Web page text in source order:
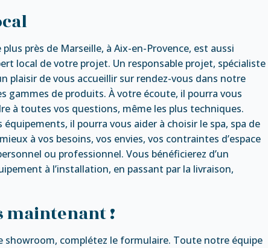
près de Marseille, à Aix-en-Provence, est aussi
local de votre projet. Un responsable projet, spécialiste
plaisir de vous accueillir sur rendez-vous dans notre
gammes de produits. À votre écoute, il pourra vous
à toutes vos questions, même les plus techniques.
il pourra vous aider à choisir le spa, spa de
à vos besoins, vos envies, vos contraintes d’espace
ou professionnel. Vous bénéficierez d’un
à l’installation, en passant par la livraison,
maintenant !
showroom, complétez le formulaire. Toute notre équipe